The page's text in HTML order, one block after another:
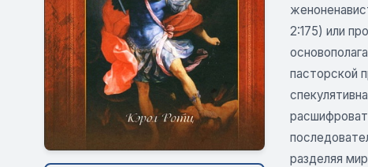
2:175) или
пасторской
разделяя